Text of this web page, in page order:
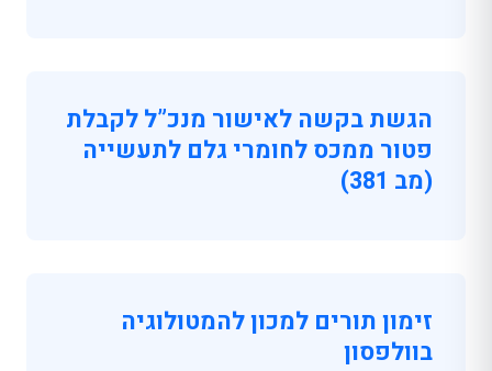
הגשת בקשה לאישור מנכ”ל לקבלת
פטור ממכס לחומרי גלם לתעשייה
(מב 381)
זימון תורים למכון להמטולוגיה
בוולפסון